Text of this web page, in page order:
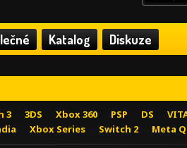
Katalog Diskuze
3 3DS Xbox 360 PSP DS
Xbox Series Switch 2 Meta